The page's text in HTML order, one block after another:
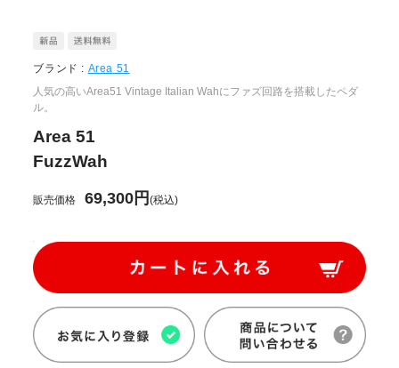
ブランド : Area 51
人気の高いArea51 Vintage Italian Wahにファズ回路を搭載したペダ
ル。
Area 51
FuzzWah
販売価格 69,300円(税込)